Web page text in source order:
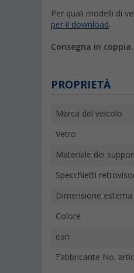
Per quali modelli di
per il download.
Consegna in coppia.
PROPRIETÀ
Marca del veicolo
Vetro
Materiale dei
Specchietti
Dimensione esterna
Colore
ean
Fabbricante No.